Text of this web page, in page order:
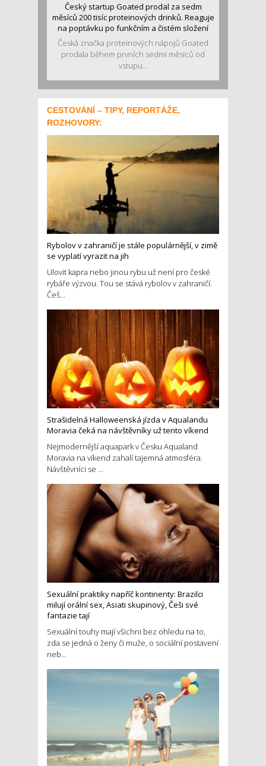
Český startup Goated prodal za sedm
měsíců 200 tisíc proteinových drinků. Reaguje
na poptávku po funkčním a čistém složení
Česká značka proteinových nápojů Goated
prodala během prvních sedmi měsíců od
vstupu...
CESTOVÁNÍ – TIPY, REPORTÁŽE,
ROZHOVORY:
Rybolov v zahraničí je stále populárnější, v zimě
se vyplatí vyrazit na jih
Ulovit kapra nebo jinou rybu už není pro české
rybáře výzvou. Tou se stává rybolov v zahraničí.
Češ...
Strašidelná Halloweenská jízda v Aqualandu
Moravia čeká na návštěvníky už tento víkend
Nejmodernější aquapark v Česku Aqualand
Moravia na víkend zahalí tajemná atmosféra.
Návštěvníci se ...
Sexuální praktiky napříč kontinenty: Brazilci
milují orální sex, Asiati skupinový, Češi své
fantazie tají
Sexuální touhy mají všichni bez ohledu na to,
zda se jedná o ženy či muže, o sociální postavení
neb...